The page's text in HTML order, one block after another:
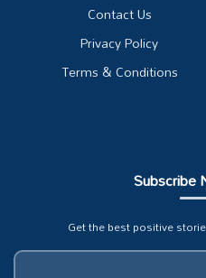
Contact Us
Privacy Policy
Terms & Conditions
Subscribe
Get the best positive